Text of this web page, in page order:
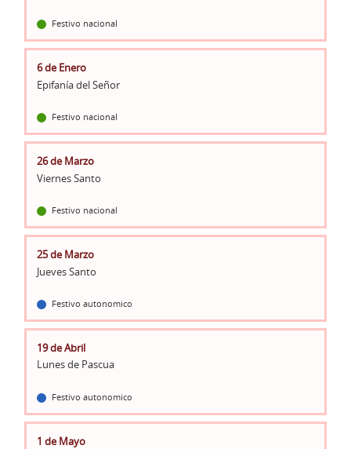
Festivo nacional
6 de Enero
Epifanía del Señor
Festivo nacional
26 de Marzo
Viernes Santo
Festivo nacional
25 de Marzo
Jueves Santo
Festivo autonomico
19 de Abril
Lunes de Pascua
Festivo autonomico
1 de Mayo